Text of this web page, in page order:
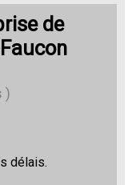
de
)
délais.